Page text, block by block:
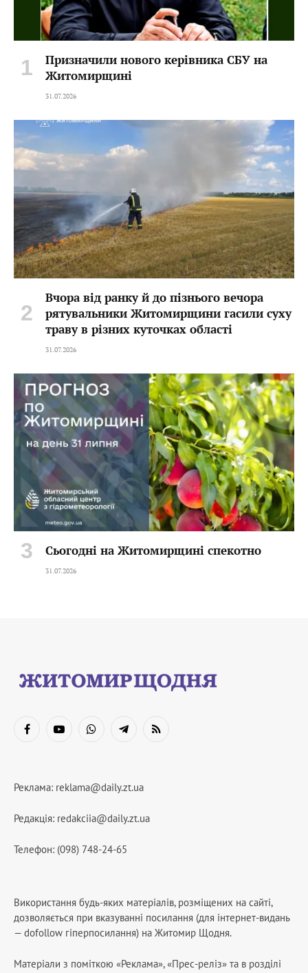
Призначили нового керівника СБУ на
Житомирщині
31.07.2026
Вчора від ранку й до пізнього вечора
рятувальники Житомирщини гасили суху
траву в різних куточках області
31.07.2026
Сьогодні на Житомирщині спекотно
31.07.2026
FacebookYouTubeWhatsAppTelegramRSS
Реклама: reklama@daily.zt.ua
Редакція: redakciia@daily.zt.ua
Телефон: (098) 748-24-65
Використання будь-яких матеріалів, розміщених на сайті,
дозволяється при вказуванні посилання (для інтернет-видань
— dofollow гіперпосилання) на Житомир Щодня.
Матеріали з поміткою «Реклама», «Прес-реліз» та в розділі